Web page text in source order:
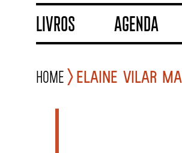
LIVROS AGENDA
Home Elaine Vilar